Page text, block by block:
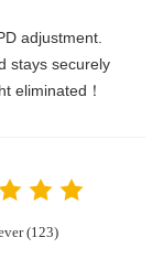
adjustment.
stays securely
eliminated！
(123)